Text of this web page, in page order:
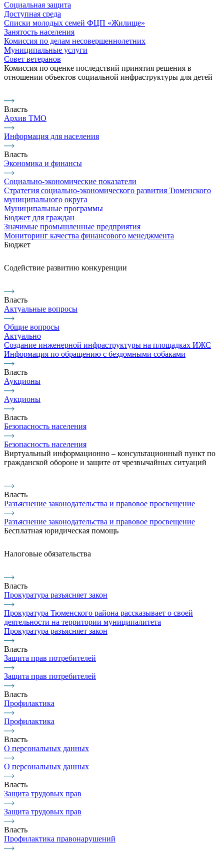
Социальная защита
Доступная среда
Списки молодых семей ФЦП «Жилище»
Занятость населения
Комиссия по делам несовершеннолетних
Муниципальные услуги
Совет ветеранов
Комиссия по оценке последствий принятия решения в
отношении объектов социальной инфраструктуры для детей
Власть
Архив ТМО
Информация для населения
Власть
Экономика и финансы
Социально-экономические показатели
Стратегия социально-экономического развития Тюменского
муниципального округа
Муниципальные программы
Бюджет для граждан
Значимые промышленные предприятия
Мониторинг качества финансового менеджмента
Бюджет
Содействие развитию конкуренции
Власть
Актуальные вопросы
Общие вопросы
Актуально
Создание инженерной инфраструктуры на площадках ИЖС
Информация по обращению с бездомными собаками
Власть
Аукционы
Аукционы
Власть
Безопасность населения
Безопасность населения
Виртуальный информационно – консультационный пункт по
гражданской обороне и защите от чрезвычайных ситуаций
Власть
Разъяснение законодательства и правовое просвещение
Разъяснение законодательства и правовое просвещение
Бесплатная юридическая помощь
Налоговые обязательства
Власть
Прокуратура разъясняет закон
Прокуратура Тюменского района рассказывает о своей
деятельности на территории муниципалитета
Прокуратура разъясняет закон
Власть
Защита прав потребителей
Защита прав потребителей
Власть
Профилактика
Профилактика
Власть
О персональных данных
О персональных данных
Власть
Защита трудовых прав
Защита трудовых прав
Власть
Профилактика правонарушений